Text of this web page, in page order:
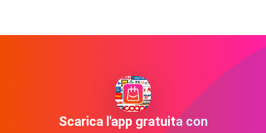
Scarica l'app gratuita con